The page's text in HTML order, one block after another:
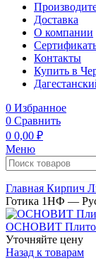
Доставка
О компании
Контакты
Купить в
0 Избранное
0 Сравнить
0 0,00 ₽
Меню
Главная Кирпич
Готика 1НФ —
ОСНОВИТ
Уточняйте цену
Назад к товарам